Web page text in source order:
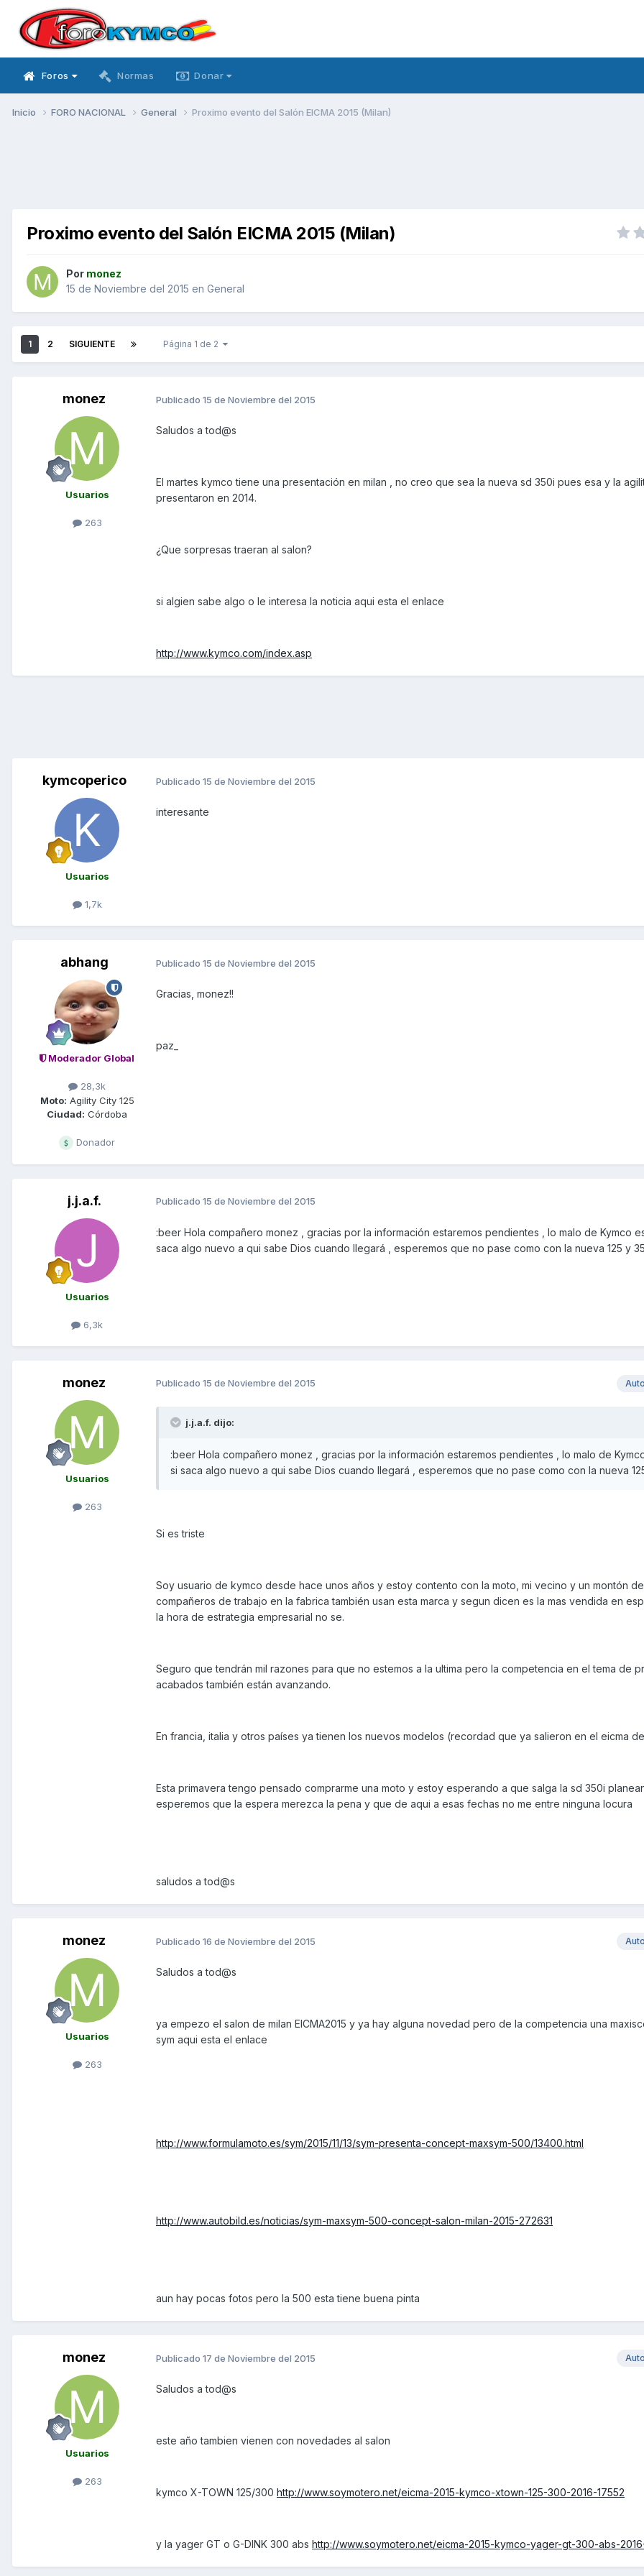
Foros Normas Donar
Inicio FORO NACIONAL General Proximo evento del Salón EICMA 2015 (Milan)
Proximo evento del Salón EICMA 2015 (Milan)
Por monez
15 de Noviembre del 2015 en General
1 2 SIGUIENTE Página 1 de 2
monez
Usuarios
263
Publicado 15 de Noviembre del 2015
Saludos a tod@s
El martes kymco tiene una presentación en milan , no creo que sea la nueva sd 350i pues esa y la
presentaron en 2014.
¿Que sorpresas traeran al salon?
si algien sabe algo o le interesa la noticia aqui esta el enlace
http://www.kymco.com/index.asp
kymcoperico
Usuarios
1,7k
Publicado 15 de Noviembre del 2015
interesante
abhang
Moderador Global
28,3k
Moto: Agility City 125
Ciudad: Córdoba
Donador
Publicado 15 de Noviembre del 2015
Gracias, monez!!
paz_
j.j.a.f.
Usuarios
6,3k
Publicado 15 de Noviembre del 2015
:beer Hola compañero monez , gracias por la información estaremos pendientes , lo malo de Kymco
saca algo nuevo a qui sabe Dios cuando llegará , esperemos que no pase como con la nueva 125 y
monez
Usuarios
263
Publicado 15 de Noviembre del 2015
j.j.a.f. dijo:
:beer Hola compañero monez , gracias por la información estaremos pendientes , lo malo de
si saca algo nuevo a qui sabe Dios cuando llegará , esperemos que no pase como con la nueva
Si es triste
Soy usuario de kymco desde hace unos años y estoy contento con la moto, mi vecino y un montón de
compañeros de trabajo en la fabrica también usan esta marca y segun dicen es la mas vendida en
la hora de estrategia empresarial no se.
Seguro que tendrán mil razones para que no estemos a la ultima pero la competencia en el tema de
acabados también están avanzando.
En francia, italia y otros países ya tienen los nuevos modelos (recordad que ya salieron en el eicma
Esta primavera tengo pensado comprarme una moto y estoy esperando a que salga la sd 350i
esperemos que la espera merezca la pena y que de aqui a esas fechas no me entre ninguna locura
saludos a tod@s
monez
Usuarios
263
Publicado 16 de Noviembre del 2015
Saludos a tod@s
ya empezo el salon de milan EICMA2015 y ya hay alguna novedad pero de la competencia una
sym aqui esta el enlace
http://www.formulamoto.es/sym/2015/11/13/sym-presenta-concept-maxsym-500/13400.html
http://www.autobild.es/noticias/sym-maxsym-500-concept-salon-milan-2015-272631
aun hay pocas fotos pero la 500 esta tiene buena pinta
monez
Usuarios
263
Publicado 17 de Noviembre del 2015
Saludos a tod@s
este año tambien vienen con novedades al salon
kymco X-TOWN 125/300 http://www.soymotero.net/eicma-2015-kymco-xtown-125-300-2016-17552
y la yager GT o G-DINK 300 abs http://www.soymotero.net/eicma-2015-kymco-yager-gt-300-abs-